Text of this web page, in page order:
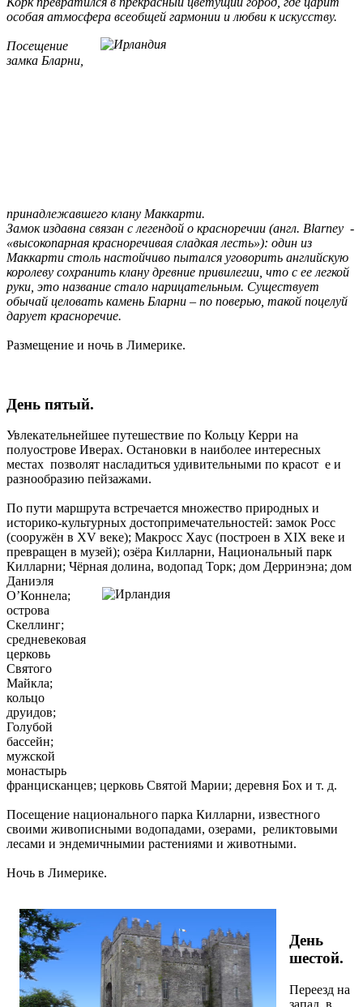
особая атмосфера всеобщей гармонии и любви к искусству.
Посещение
замка Бларни,
принадлежавшего клану Маккарти.
Замок издавна связан с легендой о красноречии (англ. Blarney -
«высокопарная красноречивая сладкая лесть»): один из
Маккарти столь настойчиво пытался уговорить английскую
королеву сохранить клану древние привилегии, что с ее легкой
руки, это название стало нарицательным. Существует
обычай целовать камень Бларни – по поверью, такой поцелуй
дарует красноречие.
Размещение и ночь в Лимерике.
День пятый.
Увлекательнейшее путешествие по Кольцу Керри на
полуострове Иверах. Остановки в наиболее интересных
местах позволят насладиться удивительными по красот е и
разнообразию пейзажами.
По пути маршрута встречается множество природных и
историко-культурных достопримечательностей: замок Росс
(сооружён в XV веке); Макросс Хаус (построен в XIX веке и
превращен в музей); озёра Килларни, Национальный парк
Килларни; Чёрная долина, водопад Торк; дом Дерринэна; дом
Даниэля
О’Коннела;
острова
Скеллинг;
средневековая
церковь
Святого
Майкла;
кольцо
друидов;
Голубой
бассейн;
мужской
монастырь
францисканцев; церковь Святой Марии; деревня Бох и т. д.
Посещение национального парка Килларни, известного
своими живописными водопадами, озерами, реликтовыми
лесами и эндемичнымии растениями и животными.
Ночь в Лимерике.
День
шестой.
Переезд на
запад, в